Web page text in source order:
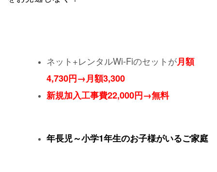
ネット+レンタルWi-Fiのセットが月額
4,730円→月額3,300
新規加入工事費22,000円→無料
年長児～小学1年生のお子様がいるご家庭